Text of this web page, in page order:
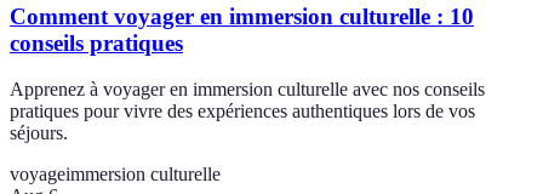
Comment voyager en immersion culturelle : 10
conseils pratiques
Apprenez à voyager en immersion culturelle avec nos conseils
pratiques pour vivre des expériences authentiques lors de vos
séjours.
voyageimmersion culturelle